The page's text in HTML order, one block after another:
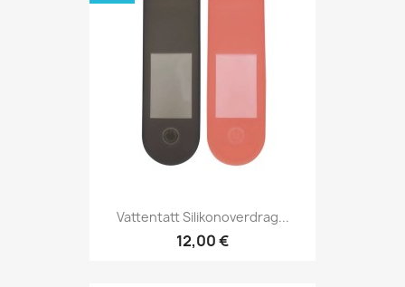
Vattentatt Silikonoverdrag...
12,00 €